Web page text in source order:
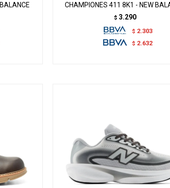
CHAMPIONES 411 8K1 - NEW
$ 3.290
$ 2.303
$ 2.632